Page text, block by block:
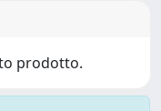
prodotto.